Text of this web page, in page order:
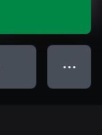
● ● ●